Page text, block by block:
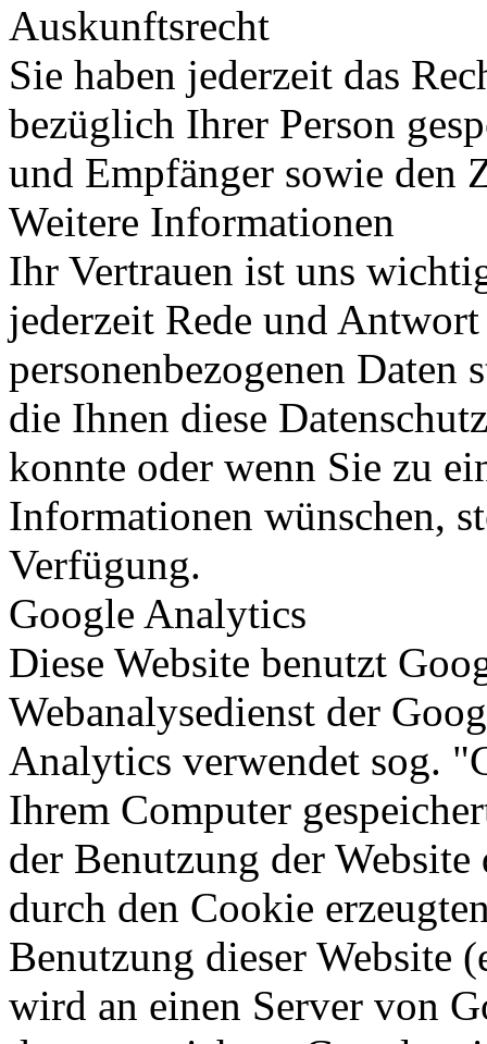
Auskunftsrecht
Sie haben jederzeit das
bezüglich Ihrer Person
und Empfänger sowie den
Weitere Informationen
Ihr Vertrauen ist uns
jederzeit Rede und
personenbezogenen Daten
die Ihnen diese
konnte oder wenn Sie zu
Informationen wünschen,
Verfügung.
Google Analytics
Diese Website benutzt
Webanalysedienst der
Analytics verwendet sog.
Ihrem Computer
der Benutzung der
durch den Cookie
Benutzung dieser Website
wird an einen Server von